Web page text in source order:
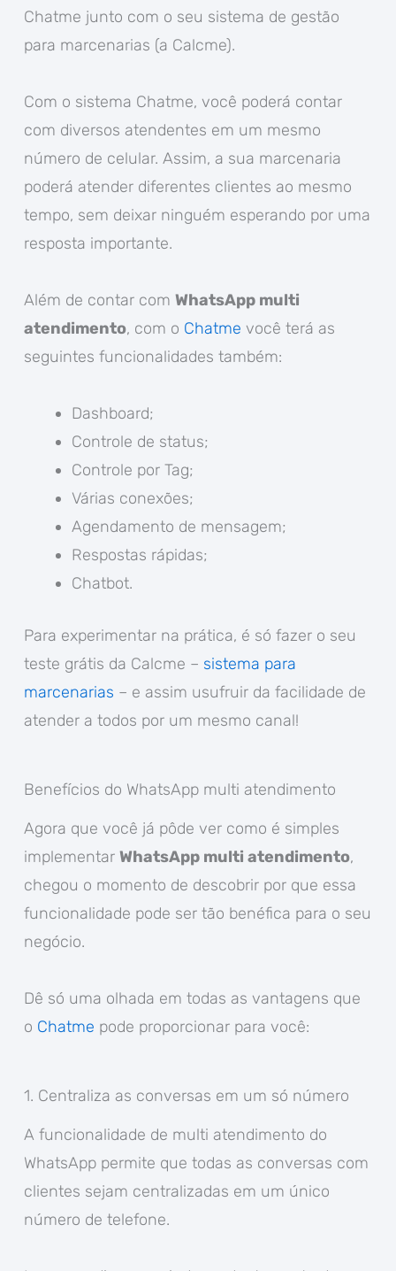
Chatme junto com o seu sistema de gestão
para marcenarias (a Calcme).
Com o sistema Chatme, você poderá contar
com diversos atendentes em um mesmo
número de celular. Assim, a sua marcenaria
poderá atender diferentes clientes ao mesmo
tempo, sem deixar ninguém esperando por uma
resposta importante.
Além de contar com WhatsApp multi
atendimento, com o Chatme você terá as
seguintes funcionalidades também:
Dashboard;
Controle de status;
Controle por Tag;
Várias conexões;
Agendamento de mensagem;
Respostas rápidas;
Chatbot.
Para experimentar na prática, é só fazer o seu
teste grátis da Calcme – sistema para
marcenarias – e assim usufruir da facilidade de
atender a todos por um mesmo canal!
Benefícios do WhatsApp multi atendimento
Agora que você já pôde ver como é simples
implementar WhatsApp multi atendimento,
chegou o momento de descobrir por que essa
funcionalidade pode ser tão benéfica para o seu
negócio.
Dê só uma olhada em todas as vantagens que
o Chatme pode proporcionar para você:
1. Centraliza as conversas em um só número
A funcionalidade de multi atendimento do
WhatsApp permite que todas as conversas com
clientes sejam centralizadas em um único
número de telefone.